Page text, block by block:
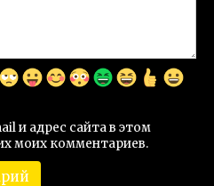
и адрес сайта в этом
моих комментариев.